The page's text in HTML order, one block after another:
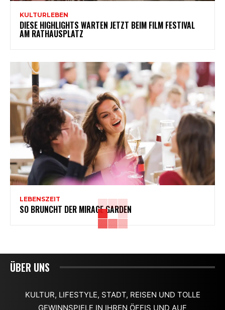
KULTURLEBEN
DIESE HIGHLIGHTS WARTEN JETZT BEIM FILM FESTIVAL
AM RATHAUSPLATZ
LEBENSZEIT
SO BRUNCHT DER MIRAGE GARDEN